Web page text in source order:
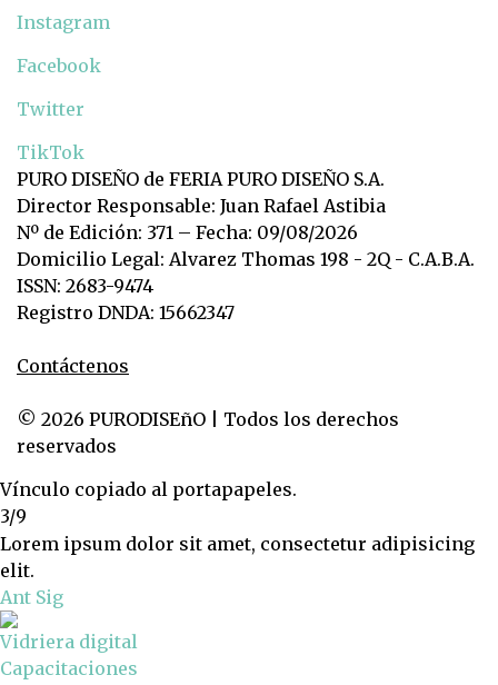
Instagram
Facebook
Twitter
TikTok
PURO DISEÑO de FERIA PURO DISEÑO S.A.
Director Responsable: Juan Rafael Astibia
Nº de Edición: 371 – Fecha: 09/08/2026
Domicilio Legal: Alvarez Thomas 198 - 2Q - C.A.B.A.
ISSN: 2683-9474
Registro DNDA: 15662347
Contáctenos
© 2026 PURODISEñO | Todos los derechos
reservados
Vínculo copiado al portapapeles.
3/9
Lorem ipsum dolor sit amet, consectetur adipisicing
elit.
Ant Sig
Vidriera digital
Capacitaciones